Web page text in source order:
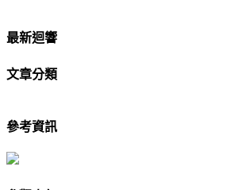
最新迴響
文章分類
參考資訊